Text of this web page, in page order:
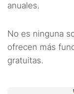
anuales.
No es ninguna
ofrecen más
gratuitas.